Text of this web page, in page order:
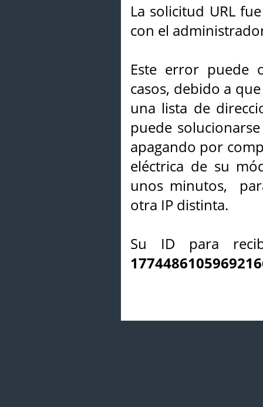
La solicitud URL
con el
Este error puede
casos, debido a
una lista de
puede
apagando por
eléctrica de su
unos minutos,
otra IP distinta.
Su ID para